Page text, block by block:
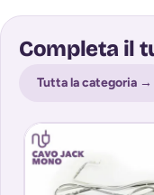
Completa il
Tutta la categoria →